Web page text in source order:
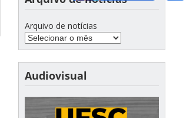
Arquivo de notícias
Audiovisual